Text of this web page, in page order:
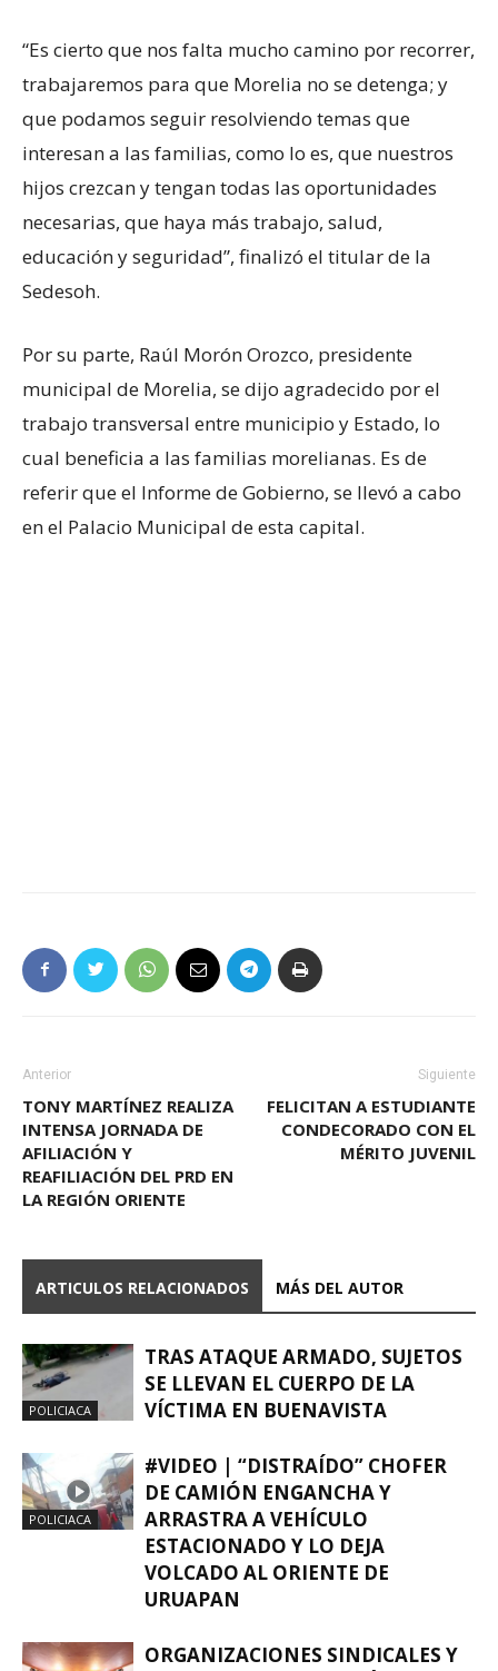
“Es cierto que nos falta mucho camino por recorrer,
trabajaremos para que Morelia no se detenga; y
que podamos seguir resolviendo temas que
interesan a las familias, como lo es, que nuestros
hijos crezcan y tengan todas las oportunidades
necesarias, que haya más trabajo, salud,
educación y seguridad”, finalizó el titular de la
Sedesoh.
Por su parte, Raúl Morón Orozco, presidente
municipal de Morelia, se dijo agradecido por el
trabajo transversal entre municipio y Estado, lo
cual beneficia a las familias morelianas. Es de
referir que el Informe de Gobierno, se llevó a cabo
en el Palacio Municipal de esta capital.
Anterior
TONY MARTÍNEZ REALIZA
INTENSA JORNADA DE
AFILIACIÓN Y
REAFILIACIÓN DEL PRD EN
LA REGIÓN ORIENTE
Siguiente
FELICITAN A ESTUDIANTE
CONDECORADO CON EL
MÉRITO JUVENIL
ARTICULOS RELACIONADOS MÁS DEL AUTOR
POLICIACA
TRAS ATAQUE ARMADO, SUJETOS
SE LLEVAN EL CUERPO DE LA
VÍCTIMA EN BUENAVISTA
POLICIACA
#VIDEO | “DISTRAÍDO” CHOFER
DE CAMIÓN ENGANCHA Y
ARRASTRA A VEHÍCULO
ESTACIONADO Y LO DEJA
VOLCADO AL ORIENTE DE
URUAPAN
ORGANIZACIONES SINDICALES Y